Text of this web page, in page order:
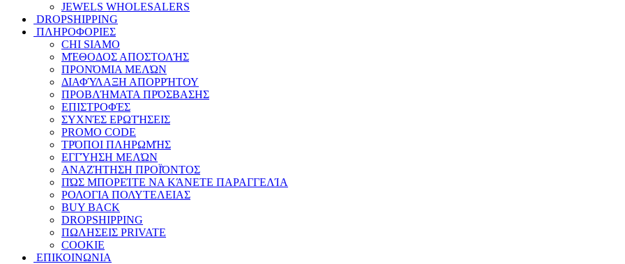
JEWELS WHOLESALERS
DROPSHIPPING
ΠΛΗΡΟΦΟΡΙΕΣ
CHI SIAMO
ΜΈΘΟΔΟΣ ΑΠΟΣΤΟΛΉΣ
ΠΡΟΝΌΜΙΑ ΜΕΛΏΝ
ΔΙΑΦΎΛΑΞΗ ΑΠΟΡΡΉΤΟΥ
ΠΡΟΒΛΉΜΑΤΑ ΠΡΌΣΒΑΣΗΣ
ΕΠΙΣΤΡΟΦΈΣ
ΣΥΧΝΈΣ ΕΡΩΤΉΣΕΙΣ
PROMO CODE
ΤΡΌΠΟΙ ΠΛΗΡΩΜΉΣ
ΕΓΓΎΗΣΗ ΜΕΛΏΝ
ΑΝΑΖΉΤΗΣΗ ΠΡΟΪΌΝΤΟΣ
ΠΏΣ ΜΠΟΡΕΊΤΕ ΝΑ ΚΆΝΕΤΕ ΠΑΡΑΓΓΕΛΊΑ
ΡΟΛΟΓΙΑ ΠΟΛΥΤΕΛΕΙΑΣ
BUY BACK
DROPSHIPPING
ΠΩΛΗΣΕΙΣ PRIVATE
COOKIE
ΕΠΙΚΟΙΝΩΝΙΑ